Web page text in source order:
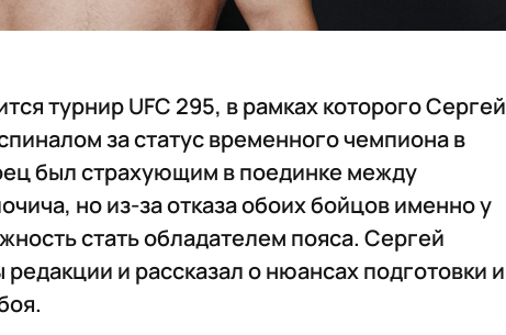
турнир UFC 295, в рамках которого Сергей
за статус временного чемпиона в
был страхующим в поединке между
но из-за отказа обоих бойцов именно у
стать обладателем пояса. Сергей
и рассказал о нюансах подготовки и